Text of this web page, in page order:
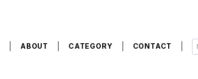
ABOUT CATEGORY CONTACT